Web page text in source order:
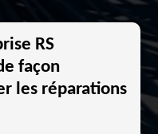
RS
façon
les réparations